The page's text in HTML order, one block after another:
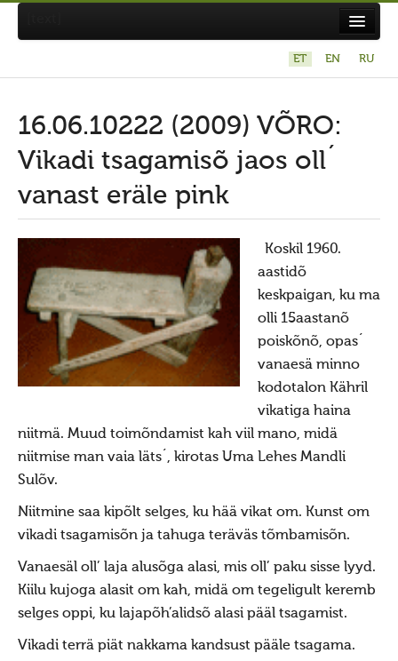
Koda
Taarausuliste ja Maausuliste Maavalla Koda
Kuidas liituda kojaga?
Maavalla Koja juhtimine
Kohalikud kojad
Avaldused
Usuvabadus
Kirikute ja koguduste seadus
Koostöö
Sõbrad ja koostööpartnerid
Maausk
ET EN RU
16.06.10222 (2009) VÕRO:
Vikadi tsagamisõ jaos oll´
vanast eräle pink
Koskil 1960.
aastidõ
keskpaigan, ku ma
olli 15aastanõ
poiskõnõ, opas´
vanaesä minno
kodotalon Kähril
vikatiga haina
niitmä. Muud toimõndamist kah viil mano, midä
niitmise man vaia läts´, kirotas Uma Lehes Mandli
Sulõv.
Niitmine saa kipõlt selges, ku hää vikat om. Kunst om
vikadi tsagamisõn ja tahuga teräväs tõmbamisõn.
Vanaesäl oll’ laja alusõga alasi, mis oll’ paku sisse lyyd.
Kiilu kujoga alasit om kah, midä om tegeligult keremb
selges oppi, ku lajapõh’alidsõ alasi pääl tsagamist.
Vikadi terrä piät nakkama kandsust pääle tsagama.